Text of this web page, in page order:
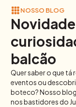
NOSSO BLOG
balcão
Quer saber o que tá
eventos ou
boteco? Nosso blog
nos bastidores do